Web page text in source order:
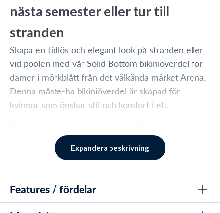
nästa semester eller tur till
stranden
Skapa en tidlös och elegant look på stranden eller
vid poolen med vår Solid Bottom bikiniöverdel för
damer i mörkblått från det välkända märket Arena.
Denna måste-ha bikiniöverdel är skapad för
kvinnor som önskar stil och komfort i ett.
MaxLife-material med integrerat UV-skydd
UPF50+, vilket gör att bikiniöverdelen är extremt
Förutom mörkblå finns denna bikiniöverdel också i
svart, rött och blått.
Expandera beskrivning
Features / fördelar